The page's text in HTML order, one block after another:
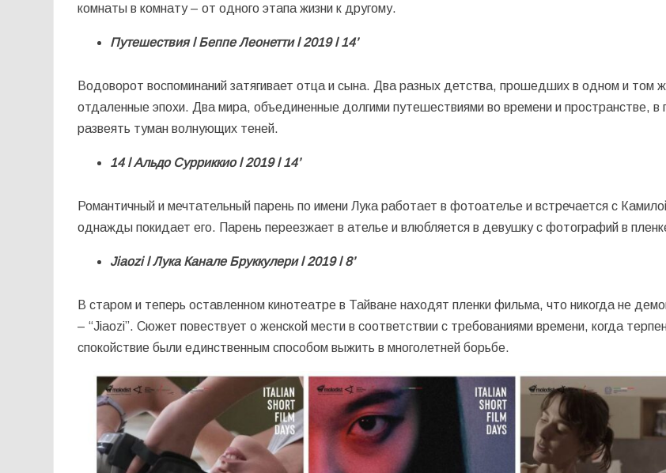
комнаты в комнату – от одного этапа жизни к другому.
ПутешествияlБеппе Леонеттиl2019l14’
Водоворот воспоминаний затягивает отца и сына. Два разных детства, прошедших в одном и том
отдаленные эпохи. Два мира, объединенные долгими путешествиями во времени и пространстве, в
развеять туман волнующих теней.
14lАльдо Сурриккиоl2019l14’
Романтичный и мечтательный парень по имени Лука работает в фотоателье и встречается с
однажды покидает его. Парень переезжает в ателье и влюбляется в девушку с фотографий в
Jiaozi lЛука Канале Бруккулериl2019l8’
В старом и теперь оставленном кинотеатре в Тайване находят пленки фильма, что никогда не
– “Jiaozi”. Сюжет повествует о женской мести в соответствии с требованиями времени, когда
спокойствие были единственным способом выжить в многолетней борьбе.